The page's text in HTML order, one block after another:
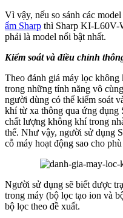
Vì vậy, nếu so sánh các
ẩm Sharp thì Sharp KI-L60V-
phải là model nổi bật nhất.
Kiểm soát và điều chỉnh
Theo đánh giá máy lọc
trong những tính năng vô
người dùng có thể kiểm soát
khí từ xa thông qua ứng dụng
chất lượng không khí trong
thể. Như vậy, người sử dụng
cỗ máy hoạt động sao cho
Người sử dụng sẽ biết được
trong máy (bộ lọc tạo ion và
bộ lọc theo đề xuất.